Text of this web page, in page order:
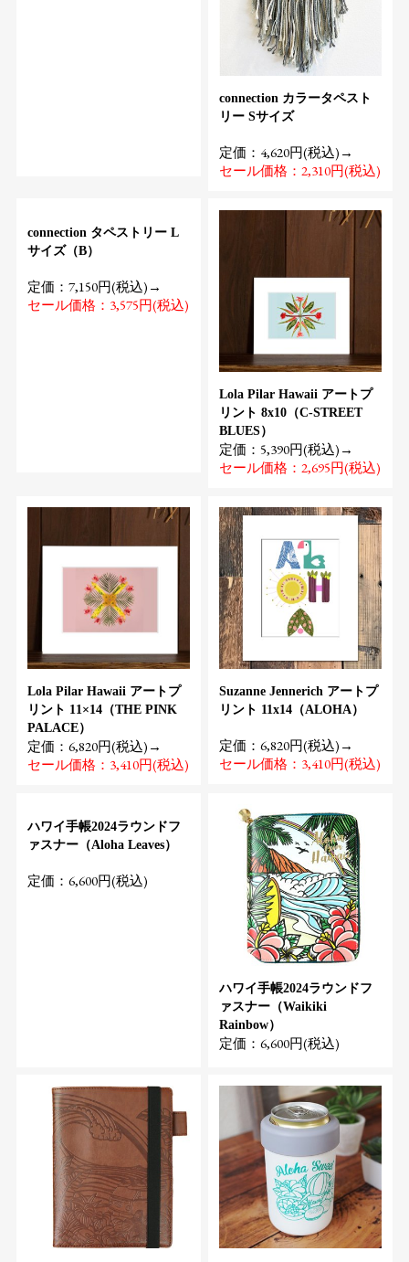
connection カラータペスト
リー Sサイズ
定価：4,620円(税込)→
セール価格：2,310円(税込)
connection タペストリー L
サイズ（B）
定価：7,150円(税込)→
セール価格：3,575円(税込)
Lola Pilar Hawaii アートプ
リント 8x10（C-STREET
BLUES）
定価：5,390円(税込)→
セール価格：2,695円(税込)
Lola Pilar Hawaii アートプ
リント 11×14（THE PINK
PALACE）
定価：6,820円(税込)→
セール価格：3,410円(税込)
Suzanne Jennerich アートプ
リント 11x14（ALOHA）
定価：6,820円(税込)→
セール価格：3,410円(税込)
ハワイ手帳2024ラウンドフ
ァスナー（Aloha Leaves）
定価：6,600円(税込)
ハワイ手帳2024ラウンドフ
ァスナー（Waikiki
Rainbow）
定価：6,600円(税込)